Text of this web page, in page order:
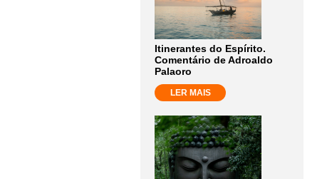
Itinerantes do Espírito.
Comentário de Adroaldo
Palaoro
LER MAIS